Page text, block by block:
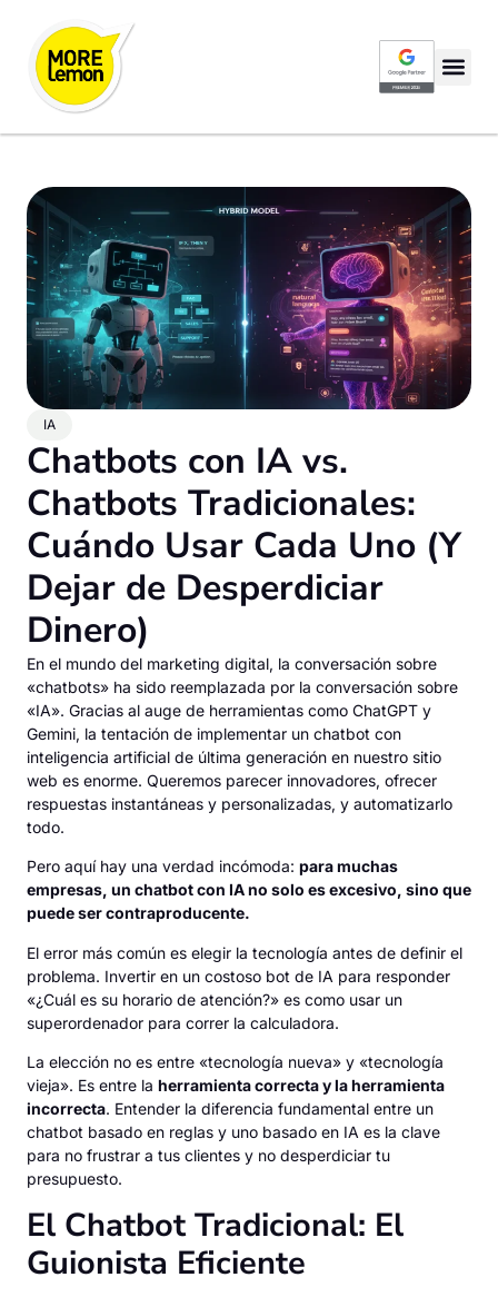
IA
Chatbots con IA vs.
Chatbots Tradicionales:
Cuándo Usar Cada Uno (Y
Dejar de Desperdiciar
Dinero)
En el mundo del marketing digital, la conversación sobre
«chatbots» ha sido reemplazada por la conversación sobre
«IA». Gracias al auge de herramientas como ChatGPT y
Gemini, la tentación de implementar un chatbot con
inteligencia artificial de última generación en nuestro sitio
web es enorme. Queremos parecer innovadores, ofrecer
respuestas instantáneas y personalizadas, y automatizarlo
todo.
Pero aquí hay una verdad incómoda: para muchas
empresas, un chatbot con IA no solo es excesivo, sino que
puede ser contraproducente.
El error más común es elegir la tecnología antes de definir el
problema. Invertir en un costoso bot de IA para responder
«¿Cuál es su horario de atención?» es como usar un
superordenador para correr la calculadora.
La elección no es entre «tecnología nueva» y «tecnología
vieja». Es entre la herramienta correcta y la herramienta
incorrecta. Entender la diferencia fundamental entre un
chatbot basado en reglas y uno basado en IA es la clave
para no frustrar a tus clientes y no desperdiciar tu
presupuesto.
El Chatbot Tradicional: El
Guionista Eficiente